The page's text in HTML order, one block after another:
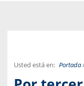
Usted está en: Portada